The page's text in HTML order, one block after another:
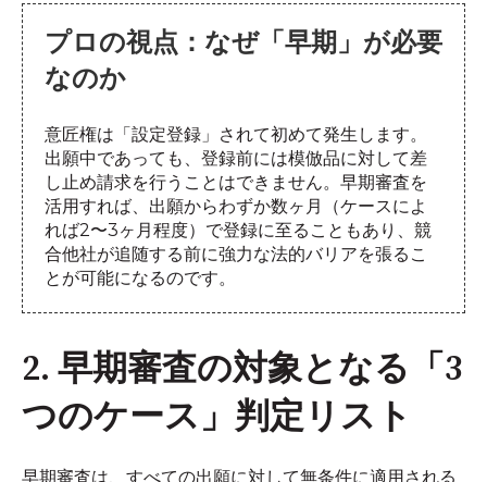
プロの視点：なぜ「早期」が必要
なのか
意匠権は「設定登録」されて初めて発生します。
出願中であっても、登録前には模倣品に対して差
し止め請求を行うことはできません。早期審査を
活用すれば、出願からわずか数ヶ月（ケースによ
れば2〜3ヶ月程度）で登録に至ることもあり、競
合他社が追随する前に強力な法的バリアを張るこ
とが可能になるのです。
2. 早期審査の対象となる「3
つのケース」判定リスト
早期審査は、すべての出願に対して無条件に適用される